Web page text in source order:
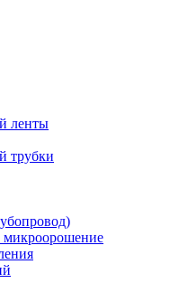
ленты
трубки